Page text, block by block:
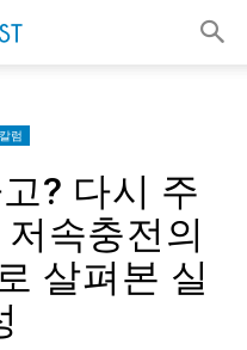
칼럼
? 다시 주
속충전의
살펴본 실